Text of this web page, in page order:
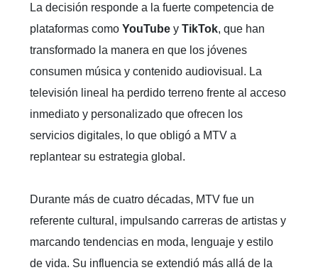
La decisión responde a la fuerte competencia de
plataformas como YouTube y TikTok, que han
transformado la manera en que los jóvenes
consumen música y contenido audiovisual. La
televisión lineal ha perdido terreno frente al acceso
inmediato y personalizado que ofrecen los
servicios digitales, lo que obligó a MTV a
replantear su estrategia global.
Durante más de cuatro décadas, MTV fue un
referente cultural, impulsando carreras de artistas y
marcando tendencias en moda, lenguaje y estilo
de vida. Su influencia se extendió más allá de la